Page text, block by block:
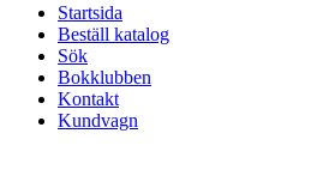
Startsida
Beställ katalog
Sök
Bokklubben
Kontakt
Kundvagn